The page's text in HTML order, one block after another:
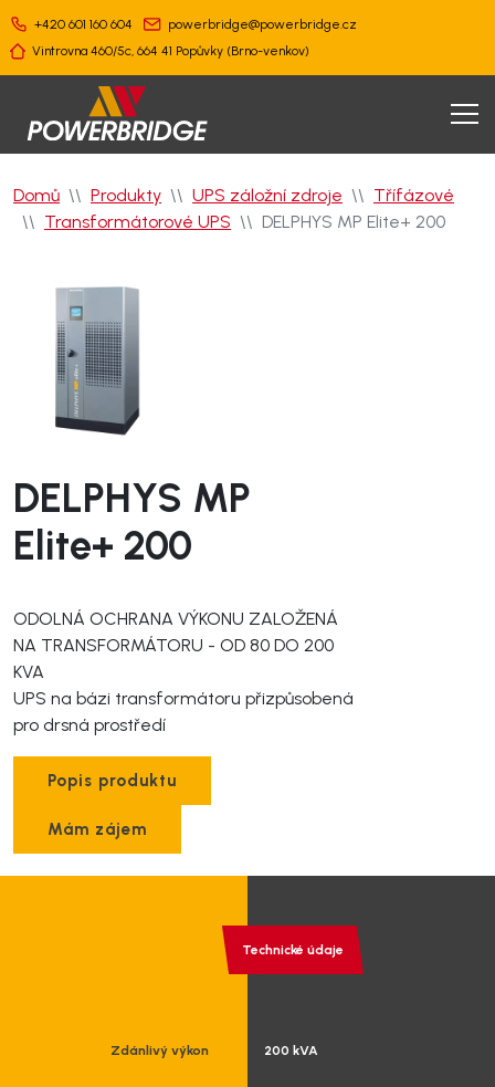
+420 601 160 604
powerbridge@powerbridge.cz
Vintrovna 460/5c, 664 41 Popůvky (Brno-venkov)
Produkty
Motorgenerátory
UPS
Služby ×
Speciální
Monitoring
akumulátorů
Softwarové
Technická
podpora
motorgenerátorů
Servis ×
Servis
UPFD
Asistenční
služby
Projekční
podpora
Školení
zdroje
Reference
Zdravotnictví
Průmysl a
infrastruktura
Komerční a
rezidenční
projekty
Domů Produkty UPS záložní zdroje
Třífázové
Transformátorové UPS
DELPHYS MP Elite+ 200
DELPHYS MP
Elite+ 200
ODOLNÁ OCHRANA VÝKONU ZALOŽENÁ
NA TRANSFORMÁTORU - OD 80 DO 200
KVA
UPS na bázi transformátoru přizpůsobená
pro drsná prostředí
Popis produktu
Mám zájem
Technické údaje
Zdánlivý výkon 200 kVA